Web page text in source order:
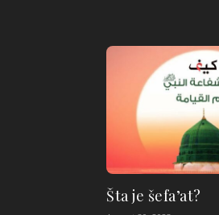
Šta je šefa’at?